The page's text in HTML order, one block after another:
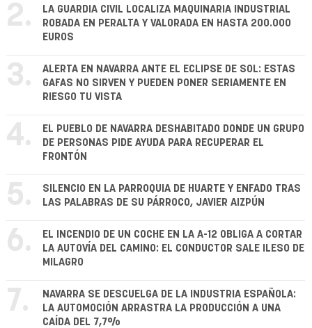
2.
LA GUARDIA CIVIL LOCALIZA MAQUINARIA INDUSTRIAL
ROBADA EN PERALTA Y VALORADA EN HASTA 200.000
EUROS
3.
ALERTA EN NAVARRA ANTE EL ECLIPSE DE SOL: ESTAS
GAFAS NO SIRVEN Y PUEDEN PONER SERIAMENTE EN
RIESGO TU VISTA
4.
EL PUEBLO DE NAVARRA DESHABITADO DONDE UN GRUPO
DE PERSONAS PIDE AYUDA PARA RECUPERAR EL
FRONTÓN
5.
SILENCIO EN LA PARROQUIA DE HUARTE Y ENFADO TRAS
LAS PALABRAS DE SU PÁRROCO, JAVIER AIZPÚN
6.
EL INCENDIO DE UN COCHE EN LA A-12 OBLIGA A CORTAR
LA AUTOVÍA DEL CAMINO: EL CONDUCTOR SALE ILESO DE
MILAGRO
7.
NAVARRA SE DESCUELGA DE LA INDUSTRIA ESPAÑOLA:
LA AUTOMOCIÓN ARRASTRA LA PRODUCCIÓN A UNA
CAÍDA DEL 7,7%